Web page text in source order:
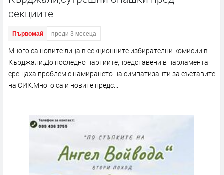
секциите
Първомай преди 3 месеца
Много са новите лица в секционните избирателни комисии в
Кърджали.До последно партиите,представени в парламента
срещаха проблем с намирането на симпатизанти за съставите
на СИК.Много са и новите предс...